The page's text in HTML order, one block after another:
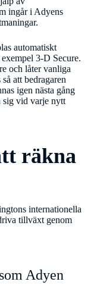
ingår i Adyens
automatiskt
3-D Secure.
och låter vanliga
att bedragaren
igen nästa gång
sig vid varje nytt
räkna
internationella
tillväxt genom
Adyen